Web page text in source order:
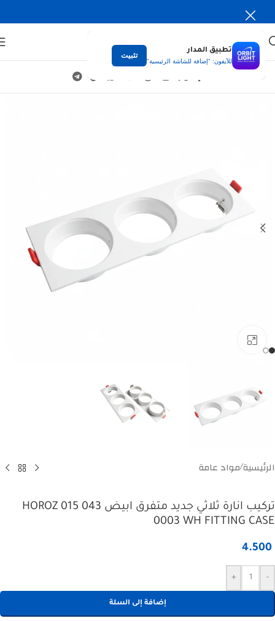
تطبيق المدار
للآيفون: "إضافة للشاشة الرئيسية"
تثبيت
الرئيسية/مواد عامة
تركيب انارة ثلاثي جديد متفرق ابيض HOROZ 015 043
0003 WH FITTING CASE
4.500
-
+
إضافة إلى السلة